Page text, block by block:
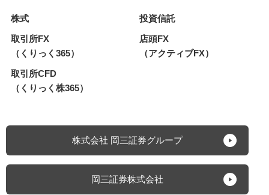
株式
投資信託
取引所FX
（くりっく365）
店頭FX
（アクティブFX）
取引所CFD
（くりっく株365）
株式会社 岡三証券グループ
岡三証券株式会社